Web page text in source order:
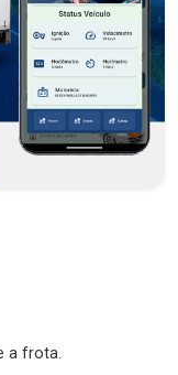
a frota.